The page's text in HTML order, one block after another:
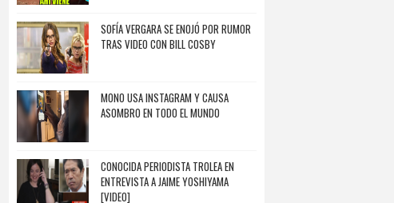
SOFÍA VERGARA SE ENOJÓ POR RUMOR
TRAS VIDEO CON BILL COSBY
MONO USA INSTAGRAM Y CAUSA
ASOMBRO EN TODO EL MUNDO
CONOCIDA PERIODISTA TROLEA EN
ENTREVISTA A JAIME YOSHIYAMA
[VIDEO]